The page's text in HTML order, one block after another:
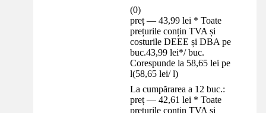
(0)
preț — 43,99 lei * Toate
prețurile conțin TVA și
costurile DEEE și DBA pe
buc.43,99 lei*/ buc.
Corespunde la 58,65 lei pe
l(58,65 lei/ l)
La cumpărarea a 12 buc.:
preț — 42,61 lei * Toate
prețurile conțin TVA și